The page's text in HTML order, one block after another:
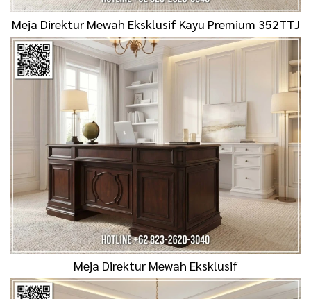
Meja Direktur Mewah Eksklusif Kayu Premium 352TTJ
Meja Direktur Mewah Eksklusif